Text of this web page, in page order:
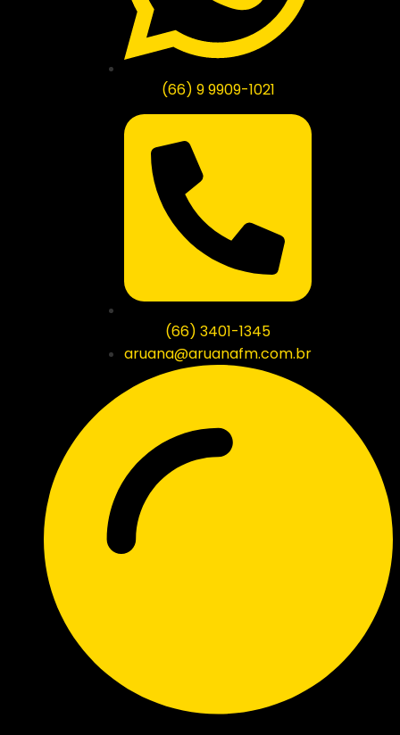
(66) 9 9909-1021
(66) 3401-1345
aruana@aruanafm.com.br